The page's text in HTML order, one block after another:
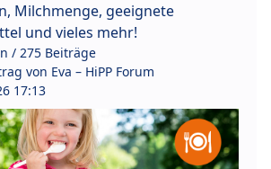
Milchmenge, geeignete
und vieles mehr!
/ 275 Beiträge
von Eva – HiPP Forum
17:13